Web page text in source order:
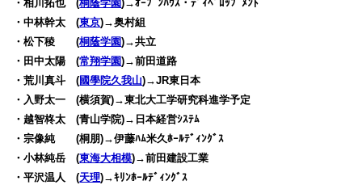
・相川拓也 (桐蔭学園 )→ｵｰﾌﾟﾝﾊｳｽ・ﾃﾞｨﾍﾞﾛｯﾌﾟﾒﾝﾄ
・中林幹太 (東京)→奥村組
・松下稜 (桐蔭学園)→共立
・田中太陽 (常翔学園)→前田道路
・荒川真斗 (國學院久我山)→JR東日本
・入野太一 (横須賀)→東北大工学研究科進学予定
・越智柊太 (青山学院)→日本経営ｼｽﾃﾑ
・宗像純 (桐朋)→伊藤ﾊﾑ米久ﾎｰﾙﾃﾞｨﾝｸﾞｽ
・小林純岳 (東海大相模)→前田建設工業
・平沢温人 (天理)→ｷﾘﾝﾎｰﾙﾃﾞｨﾝｸﾞｽ